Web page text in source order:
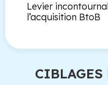
Levier
l’acquisition BtoB
CIBLAGES